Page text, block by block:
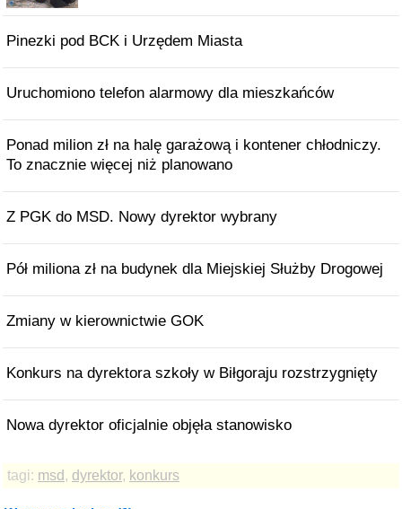
Pinezki pod BCK i Urzędem Miasta
Uruchomiono telefon alarmowy dla mieszkańców
Ponad milion zł na halę garażową i kontener chłodniczy.
To znacznie więcej niż planowano
Z PGK do MSD. Nowy dyrektor wybrany
Pół miliona zł na budynek dla Miejskiej Służby Drogowej
Zmiany w kierownictwie GOK
Konkurs na dyrektora szkoły w Biłgoraju rozstrzygnięty
Nowa dyrektor oficjalnie objęła stanowisko
tagi: msd , dyrektor, konkurs